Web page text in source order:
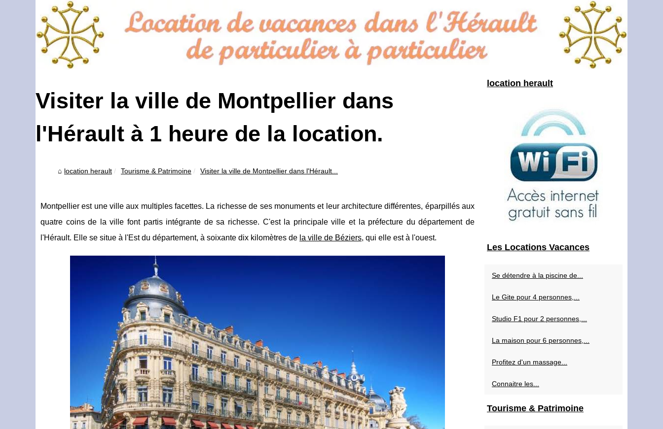
Visiter la ville de Montpellier dans
l'Hérault à 1 heure de la location.
location herault Tourisme & Patrimoine Visiter la ville de Montpellier dans l'Hérault...
Montpellier est une ville aux multiples facettes. La richesse de ses monuments et leur architecture différentes, éparpillés aux
quatre coins de la ville font partis intégrante de sa richesse. C'est la principale ville et la préfecture du département de
l'Hérault. Elle se situe à l'Est du département, à soixante dix kilomètres de la ville de Béziers, qui elle est à l'ouest.
location herault
Les Locations Vacances
Se détendre à la piscine de...
Le Gite pour 4 personnes,...
Studio F1 pour 2 personnes,...
La maison pour 6 personnes,...
Profitez d'un massage...
Connaitre les...
Tourisme & Patrimoine